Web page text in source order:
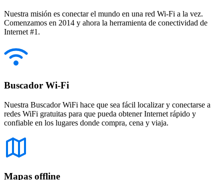
Nuestra misión es conectar el mundo en una red Wi-Fi a la vez.
Comenzamos en 2014 y ahora la herramienta de conectividad de
Internet #1.
Buscador Wi-Fi
Nuestra Buscador WiFi hace que sea fácil localizar y conectarse a
redes WiFi gratuitas para que pueda obtener Internet rápido y
confiable en los lugares donde compra, cena y viaja.
Mapas offline